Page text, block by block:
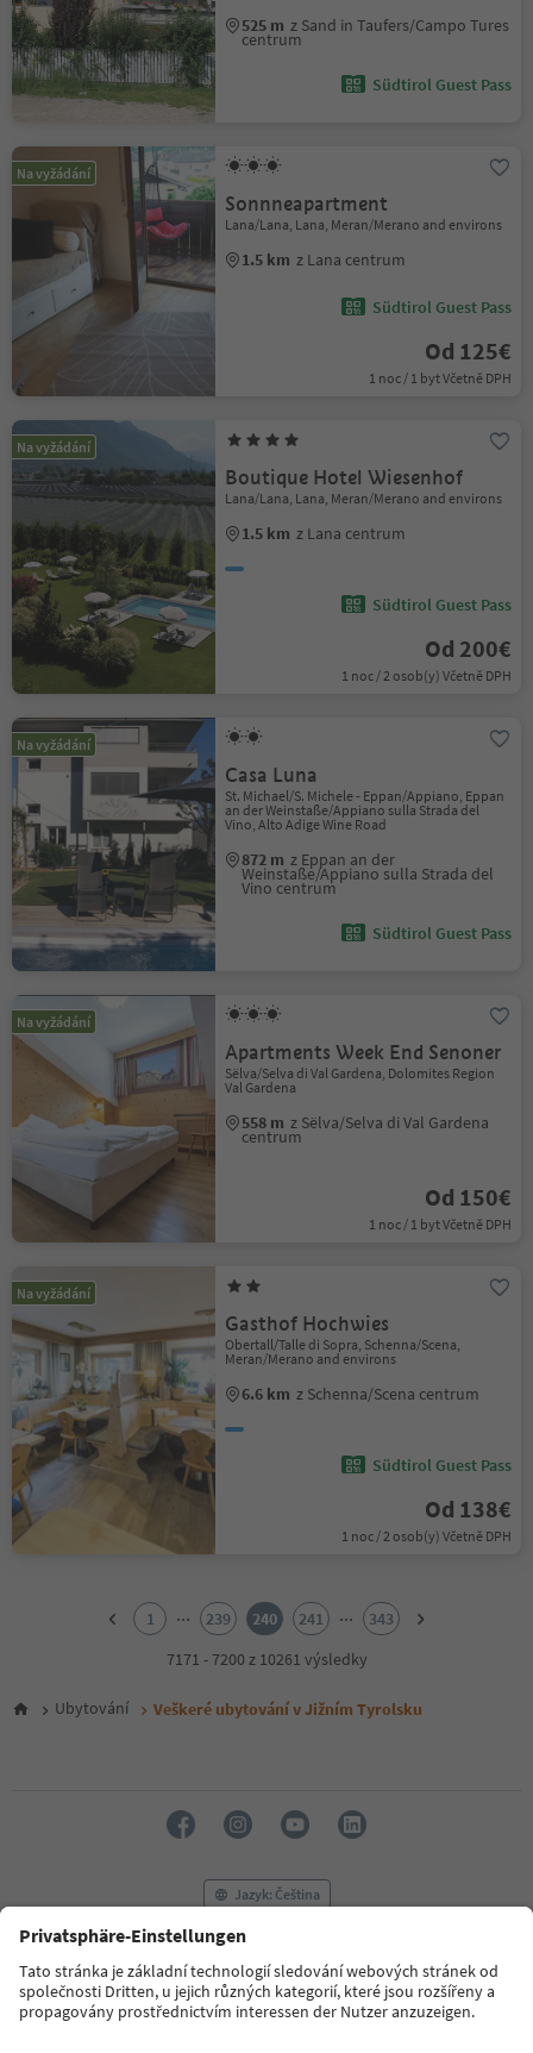
525 m z Sand in Taufers/Campo Tures
centrum
Südtirol Guest Pass
Na vyžádání
Sonnneapartment
Lana/Lana, Lana, Meran/Merano and environs
1.5 km z Lana centrum
Südtirol Guest Pass
Od 125€
1 noc / 1 byt Včetně DPH
Na vyžádání
Boutique Hotel Wiesenhof
Lana/Lana, Lana, Meran/Merano and environs
1.5 km z Lana centrum
Südtirol Guest Pass
Od 200€
1 noc / 2 osob(y) Včetně DPH
Na vyžádání
Casa Luna
St. Michael/S. Michele - Eppan/Appiano, Eppan
an der Weinstaße/Appiano sulla Strada del
Vino, Alto Adige Wine Road
872 m z Eppan an der
Weinstaße/Appiano sulla Strada del
Vino centrum
Südtirol Guest Pass
Na vyžádání
Apartments Week End Senoner
Sëlva/Selva di Val Gardena, Dolomites Region
Val Gardena
558 m z Sëlva/Selva di Val Gardena
centrum
Od 150€
1 noc / 1 byt Včetně DPH
Na vyžádání
Gasthof Hochwies
Obertall/Talle di Sopra, Schenna/Scena,
Meran/Merano and environs
6.6 km z Schenna/Scena centrum
Südtirol Guest Pass
Od 138€
1 noc / 2 osob(y) Včetně DPH
6
16
17
18
19
1 ... 239 240 241 ...
343
7171 - 7200 z 10261 výsledky
Ubytování Veškeré ubytování v Jižním Tyrolsku
Jazyk: Čeština
FAQ Kontaktujte nás Tisk
MICE
Zásady ochrany osobních údajů
Podmínky a ujednání
Tiráž